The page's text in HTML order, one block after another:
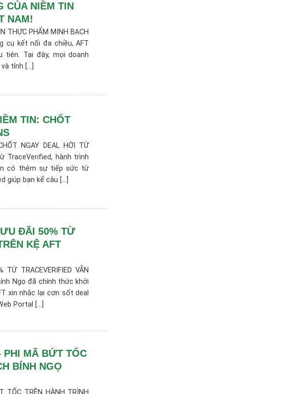
CỦA NIỀM TIN
NAM!
THỰC PHẨM MINH BẠCH
cụ kết nối đa chiều, AFT
tiên. Tại đây, mọi doanh
tính [...]
TIN: CHỐT
NGAY DEAL HỜI TỪ
TraceVerified, hành trình
có thêm sự tiếp sức từ
giúp bạn kể câu [...]
ĐÃI 50% TỪ
KỆ AFT
TRACEVERIFIED VẪN
Ngọ đã chính thức khởi
xin nhắc lại cơn sốt deal
Portal [...]
PHI MÃ BỨT TỐC
BÍNH NGỌ
TỐC TRÊN HÀNH TRÌNH